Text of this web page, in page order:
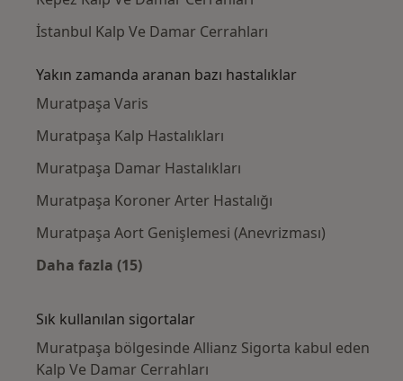
İstanbul Kalp Ve Damar Cerrahları
Yakın zamanda aranan bazı hastalıklar
Muratpaşa Varis
Muratpaşa Kalp Hastalıkları
Muratpaşa Damar Hastalıkları
Muratpaşa Koroner Arter Hastalığı
Muratpaşa Aort Genişlemesi (Anevrizması)
Daha fazla (15)
Sık kullanılan sigortalar
Muratpaşa bölgesinde Allianz Sigorta kabul eden
Kalp Ve Damar Cerrahları